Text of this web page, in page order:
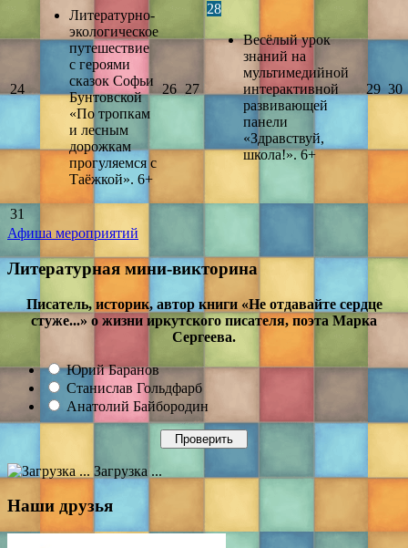
24
Литературно-
экологическое
путешествие
с героями
сказок Софьи
Бунтовской
«По тропкам
и лесным
дорожкам
прогуляемся с
Таёжкой». 6+
26 27
28
Весёлый урок
знаний на
мультимедийной
интерактивной
развивающей
панели
«Здравствуй,
школа!». 6+
29 30
31
Афиша мероприятий
Литературная мини-викторина
Писатель, историк, автор книги «Не отдавайте сердце
стуже...» о жизни иркутского писателя, поэта Марка
Сергеева.
Юрий Баранов
Станислав Гольдфарб
Анатолий Байбородин
Загрузка ...
Наши друзья